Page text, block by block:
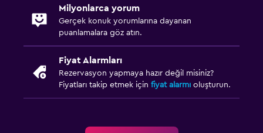
Yatak Odası
Katlanır yatak
Gardırop veya dolap
Milyonlarca yorum
Gerçek konuk yorumlarına dayanan
puanlamalara göz atın.
Fiyat Alarmları
Rezervasyon yapmaya hazır değil misiniz?
Fiyatları takip etmek için fiyat alarmı oluşturun.